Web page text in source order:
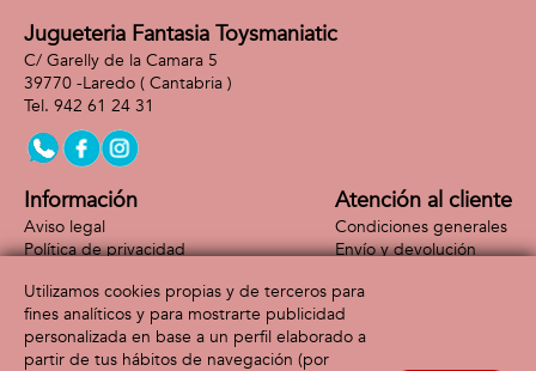
Jugueteria Fantasia Toysmaniatic
C/ Garelly de la Camara 5
39770 -Laredo ( Cantabria )
942 61 24 31
Información
Aviso legal
Política de privacidad
Atención al cliente
Condiciones generales
Envío y devolución
Formas de pago
Utilizamos cookies propias y de terceros para
fines analíticos y para mostrarte publicidad
personalizada en base a un perfil elaborado a
partir de tus hábitos de navegación (por